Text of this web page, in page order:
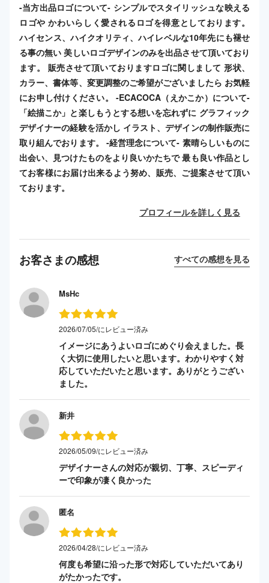
-当方出品ロゴについて- シンプルでスタイリッシュな映える
ロゴや かわいらしく愛されるロゴを得意としております。
ハイセンス、ハイクオリティ、ハイレベルな10年先にも褪せ
る事の無い 美しいロゴデザインのみを出品させて頂いており
ます。 販売させて頂いておりますロゴに関しまして 形状、
カラー、書体等、変更調整のご希望がございましたら お気軽
にお申し付けください。 -ECACOCA（えかこか）について-
「絵描こか」と楽しもうとする想いを忘れずに グラフィック
デザイナーの経験を活かし イラスト、デザインの制作販売に
取り組んでおります。 -経営理念について- 素晴らしいものに
出会い、見つけたものをより良いかたちで 最も良い作品とし
てお客様にお届け出来るよう努め、販売、ご提案させて頂い
ております。
プロフィールを詳しく見る
お客さまの感想 すべての感想を見る
MsHc
2026/07/05/にレビュー済み
イメージにあうよいロゴにめぐり会えました。長
く大切に使用したいと思います。わかりやすく対
応していただいたと思います。ありがとうござい
ました。
新井
2026/05/09/にレビュー済み
デザイナーさんの対応が親切、丁寧、スピーディ
ーで印象が凄く良かった
匿名
2026/04/28/にレビュー済み
何度も希望に沿った形で対応していただいてあり
がたかったです。